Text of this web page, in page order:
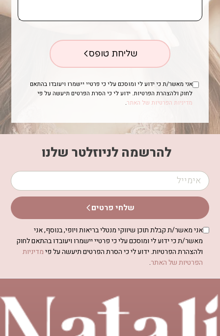
שליחת טופס
אני מאשר/ת כי ידוע לי ומוסכם עלי כי פרטיי יישמרו ויעובדו בהתאם
לחוק ולהצהרת הפרטיות. ידוע לי כי הסרת הפרטים תיעשה על פי
מדיניות הפרטיות של האתר.
להרשמה לניוזלטר שלנו
שלחי פרטים
אני מאשר/ת קבלת תוכן שיווקי מנטלי בריאות ויופי, בנוסף, אני
מאשר/ת כי ידוע לי ומוסכם עלי כי פרטיי יישמרו ויעובדו בהתאם לחוק
ולהצהרת הפרטיות. ידוע לי כי הסרת הפרטים תיעשה על פימדיניות
הפרטיות של האתר.